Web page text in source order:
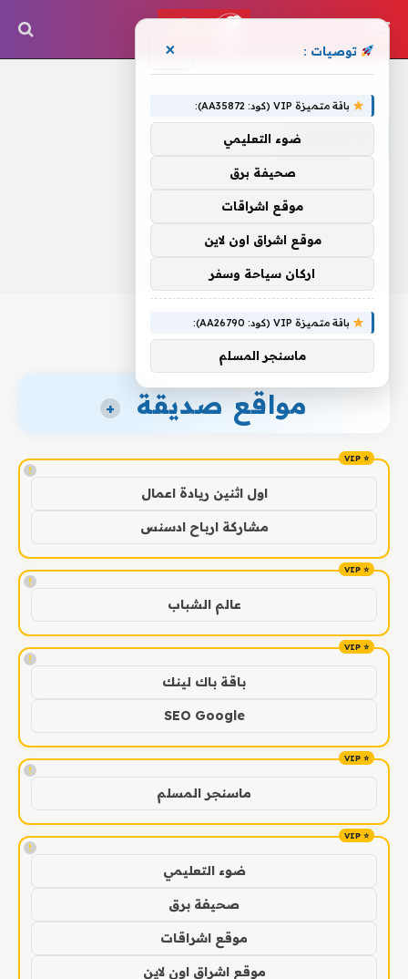
الاسكندراني
مواقع صديقة +
!
اول اثنين ريادة اعمال
مشاركة ارباح ادسنس
!
عالم الشباب
!
باقة باك لينك
SEO Google
!
ماسنجر المسلم
!
ضوء التعليمي
صحيفة برق
موقع اشراقات
موقع اشراق اون لاين
توصيات : ×
باقة متميزة VIP (كود: AA35872):
ضوء التعليمي
صحيفة برق
موقع اشراقات
موقع اشراق اون لاين
اركان سياحة وسفر
باقة متميزة VIP (كود: AA26790):
ماسنجر المسلم